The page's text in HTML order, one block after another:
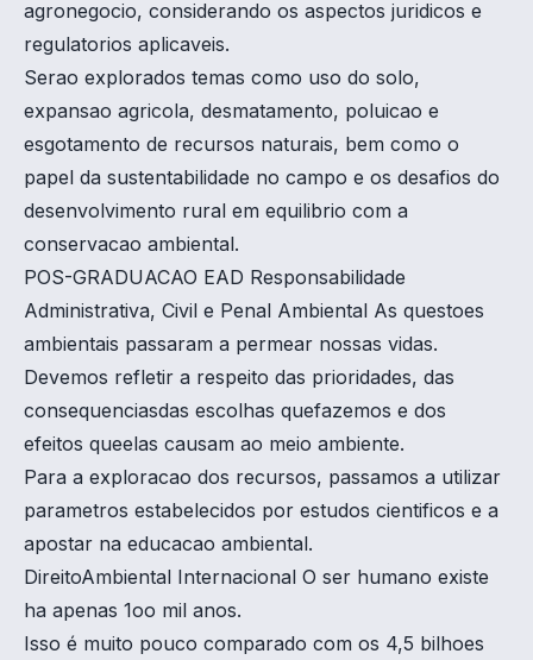
agronegocio, considerando os aspectos juridicos e
regulatorios aplicaveis.
Serao explorados temas como uso do solo,
expansao agricola, desmatamento, poluicao e
esgotamento de recursos naturais, bem como o
papel da sustentabilidade no campo e os desafios do
desenvolvimento rural em equilibrio com a
conservacao ambiental.
POS-GRADUACAO EAD Responsabilidade
Administrativa, Civil e Penal Ambiental As questoes
ambientais passaram a permear nossas vidas.
Devemos refletir a respeito das prioridades, das
consequenciasdas escolhas quefazemos e dos
efeitos queelas causam ao meio ambiente.
Para a exploracao dos recursos, passamos a utilizar
parametros estabelecidos por estudos cientificos e a
apostar na educacao ambiental.
DireitoAmbiental Internacional O ser humano existe
ha apenas 1oo mil anos.
Isso é muito pouco comparado com os 4,5 bilhoes